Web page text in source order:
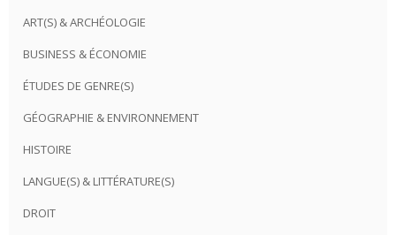
ART(S) & ARCHÉOLOGIE
BUSINESS & ÉCONOMIE
ÉTUDES DE GENRE(S)
GÉOGRAPHIE & ENVIRONNEMENT
HISTOIRE
LANGUE(S) & LITTÉRATURE(S)
DROIT